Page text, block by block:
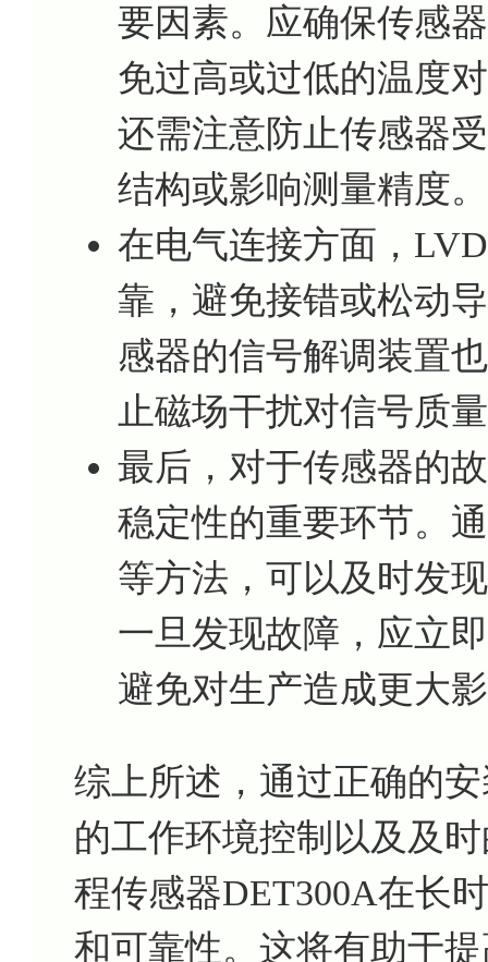
要因素。应确保传感
免过高或过低的温度
还需注意防止传感器
结构或影响测量精度。
在电气连接方面，
靠，避免接错或松动
感器的信号解调装置
止磁场干扰对信号质
最后，对于传感器的
稳定性的重要环节。
等方法，可以及时发
一旦发现故障，应立
避免对生产造成更大
综上所述，通过正确的
的工作环境控制以及及
程传感器DET300A在长
和可靠性。这将有助于